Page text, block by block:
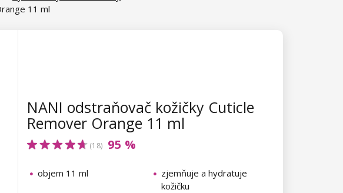
11 ml
NANI odstraňovač kožičky Cuticle
Remover Orange 11 ml
(18) 95 %
objem 11 ml
zjemňuje a hydratuje
kožičku